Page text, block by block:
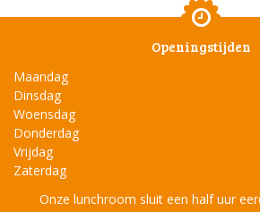
Openingstijden
Maandag
Dinsdag
Woensdag
Donderdag
Vrijdag
Zaterdag
Onze lunchroom sluit een half uur